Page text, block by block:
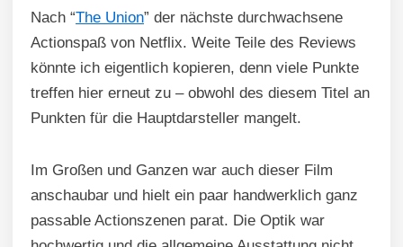
Nach “The Union” der nächste durchwachsene
Actionspaß von Netflix. Weite Teile des Reviews
könnte ich eigentlich kopieren, denn viele Punkte
treffen hier erneut zu – obwohl des diesem Titel an
Punkten für die Hauptdarsteller mangelt.
Im Großen und Ganzen war auch dieser Film
anschaubar und hielt ein paar handwerklich ganz
passable Actionszenen parat. Die Optik war